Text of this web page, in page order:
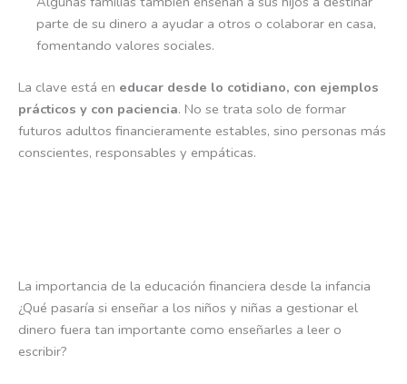
parte de su dinero a ayudar a otros o colaborar en casa,
fomentando valores sociales.
La clave está en educar desde lo cotidiano, con ejemplos
prácticos y con paciencia. No se trata solo de formar
futuros adultos financieramente estables, sino personas más
conscientes, responsables y empáticas.
La importancia de la educación financiera desde la infancia
¿Qué pasaría si enseñar a los niños y niñas a gestionar el
dinero fuera tan importante como enseñarles a leer o
escribir?